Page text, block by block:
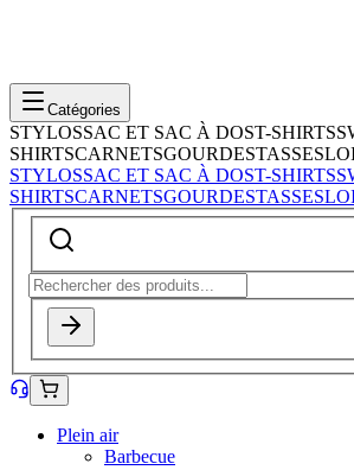
Catégories
STYLOSSAC ET SAC À DOST-SHIRTS
SHIRTSCARNETSGOURDESTASSES
STYLOSSAC ET SAC À DOST-SHIRTS
SHIRTSCARNETSGOURDESTASSES
Plein air
Barbecue